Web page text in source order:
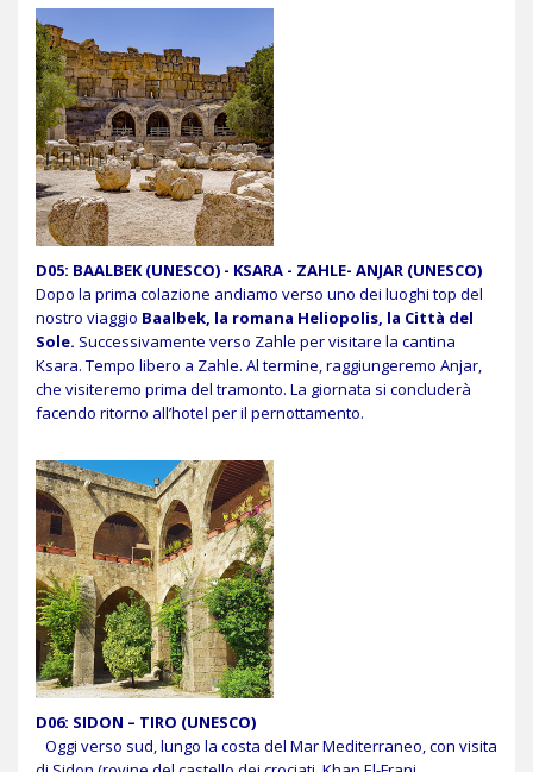
D05: BAALBEK (UNESCO) - KSARA - ZAHLE- ANJAR (UNESCO)
Dopo la prima colazione andiamo verso uno dei luoghi top del
nostro viaggio Baalbek, la romana Heliopolis, la Città del
Sole. Successivamente verso Zahle per visitare la cantina
Ksara. Tempo libero a Zahle. Al termine, raggiungeremo Anjar,
che visiteremo prima del tramonto. La giornata si concluderà
facendo ritorno all’hotel per il pernottamento.
D06: SIDON – TIRO (UNESCO)
Oggi verso sud, lungo la costa del Mar Mediterraneo, con visita